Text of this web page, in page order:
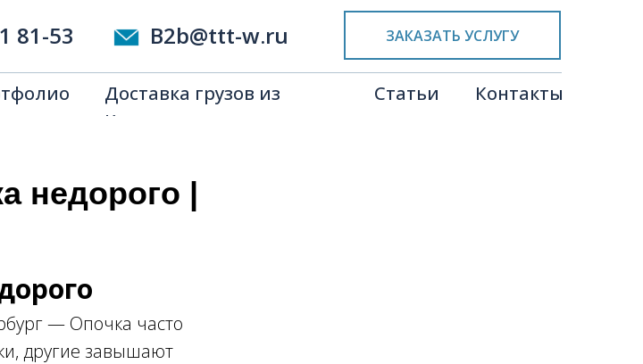
ЗАКАЗАТЬ УСЛУГУ
81-53 B2b@ttt-w.ru
Статьи
Доставка грузов из
Китая
Контакты
недорого |
— Опочка часто
другие завышают